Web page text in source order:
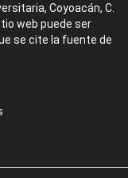
Coyoacán, C.
web puede ser
se cite la fuente de